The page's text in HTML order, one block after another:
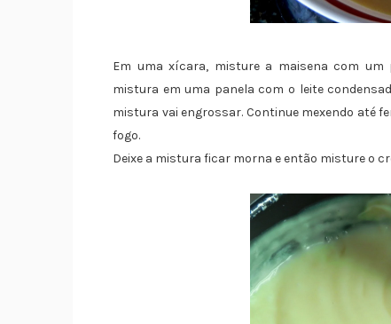
Em uma xícara, misture a maisena com um
mistura em uma panela com o leite
mistura vai engrossar. Continue mexendo até
fogo.
Deixe a mistura ficar morna e então misture o